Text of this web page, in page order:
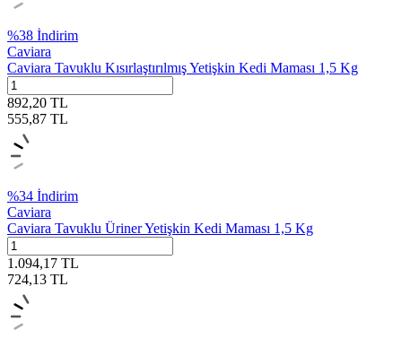
%38 İndirim
Caviara
Caviara Tavuklu Kısırlaştırılmış Yetişkin Kedi Maması 1,5 Kg
892,20 TL
555,87 TL
%34 İndirim
Caviara
Caviara Tavuklu Üriner Yetişkin Kedi Maması 1,5 Kg
1.094,17 TL
724,13 TL